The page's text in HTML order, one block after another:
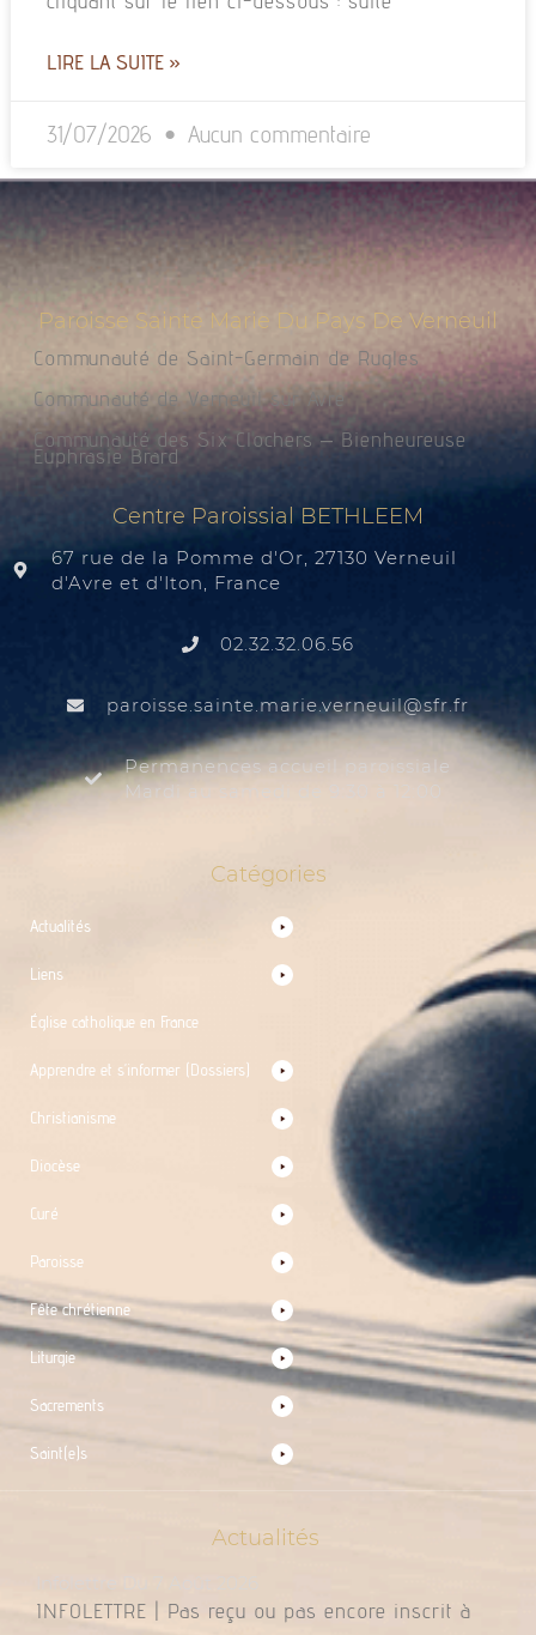
LIRE LA SUITE »
31/07/2026 Aucun commentaire
Paroisse Sainte Marie Du Pays De Verneuil
Communauté de Saint-Germain de Rugles
Communauté de Verneuil sur Avre
Communauté des Six Clochers – Bienheureuse
Euphrasie Brard
Centre Paroissial BETHLEEM
67 rue de la Pomme d'Or, 27130 Verneuil
d'Avre et d'Iton, France
02.32.32.06.56
rf.rfs
@liuenrev.eiram.etnias.essiorap
Permanences accueil paroissiale
Mardi au samedi de 9:30 à 12:00
Catégories
Actualités
Liens
Église catholique en France
Apprendre et s’informer (Dossiers)
Christianisme
Diocèse
Curé
Paroisse
Fête chrétienne
Liturgie
Sacrements
Saint(e)s
Actualités
INFOLETTRE | Pas reçu ou pas encore inscrit à